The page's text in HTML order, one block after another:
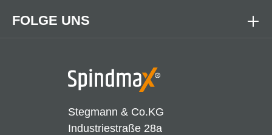
Stegmann & Co.KG
Industriestraße 28a
FOLGE UNS